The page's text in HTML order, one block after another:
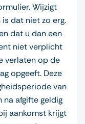
Wijzigt
dat niet zo erg.
dat u dan een
niet verplicht
verlaten op de
opgeeft. Deze
van
na afgifte geldig
aankomst krijgt